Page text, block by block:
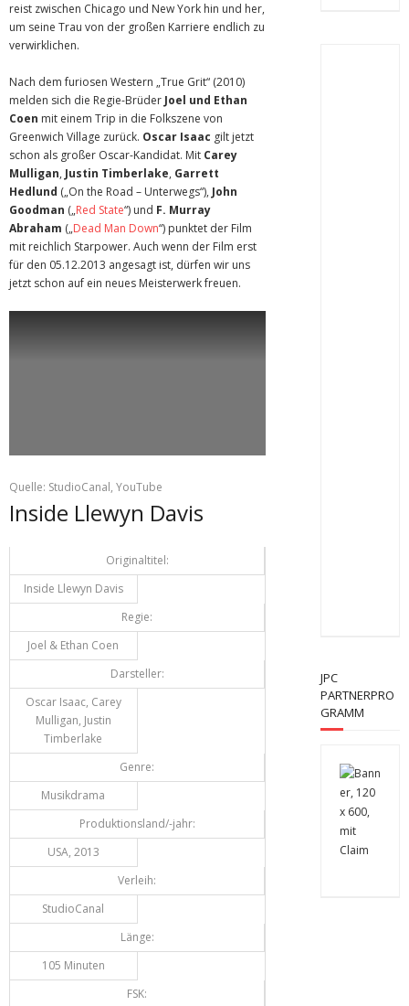
reist zwischen Chicago und New York hin und her,
um seine Trau von der großen Karriere endlich zu
verwirklichen.
Nach dem furiosen Western „True Grit“ (2010)
melden sich die Regie-Brüder Joel und Ethan
Coen mit einem Trip in die Folkszene von
Greenwich Village zurück. Oscar Isaac gilt jetzt
schon als großer Oscar-Kandidat. Mit Carey
Mulligan, Justin Timberlake, Garrett
Hedlund („On the Road – Unterwegs“), John
Goodman („Red State“) und F. Murray
Abraham („Dead Man Down“) punktet der Film
mit reichlich Starpower. Auch wenn der Film erst
für den 05.12.2013 angesagt ist, dürfen wir uns
jetzt schon auf ein neues Meisterwerk freuen.
Quelle: StudioCanal, YouTube
Inside Llewyn Davis
Originaltitel:
Inside Llewyn Davis
Regie:
Joel & Ethan Coen
Darsteller:
Oscar Isaac, Carey
Mulligan, Justin
Timberlake
Genre:
Musikdrama
Produktionsland/-jahr:
USA, 2013
Verleih:
StudioCanal
Länge:
105 Minuten
FSK:
JPC
PARTNERPRO
GRAMM